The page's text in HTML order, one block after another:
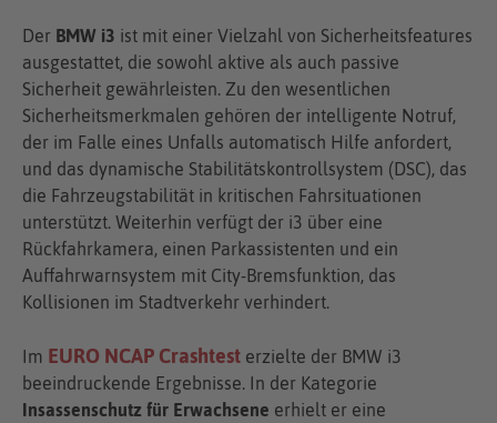
Der BMW i3 ist mit einer Vielzahl von Sicherheitsfeatures
ausgestattet, die sowohl aktive als auch passive
Sicherheit gewährleisten. Zu den wesentlichen
Sicherheitsmerkmalen gehören der intelligente Notruf,
der im Falle eines Unfalls automatisch Hilfe anfordert,
und das dynamische Stabilitätskontrollsystem (DSC), das
die Fahrzeugstabilität in kritischen Fahrsituationen
unterstützt. Weiterhin verfügt der i3 über eine
Rückfahrkamera, einen Parkassistenten und ein
Auffahrwarnsystem mit City-Bremsfunktion, das
Kollisionen im Stadtverkehr verhindert.
Im EURO NCAP Crashtest erzielte der BMW i3
beeindruckende Ergebnisse. In der Kategorie
Insassenschutz für Erwachsene erhielt er eine